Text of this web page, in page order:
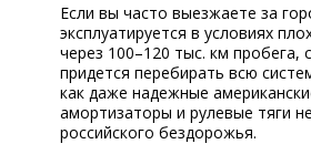
Если вы часто выезжаете за
эксплуатируется в условиях
через 100–120 тыс. км пробега,
придется перебирать всю
как даже надежные
амортизаторы и рулевые тяги
российского бездорожья.